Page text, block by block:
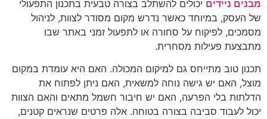
מבנים ניידים יכולים להשתלב בצורה טבעית בתכנון התפעולי
של העסק, במיוחד כאשר נדרש מקום מסודר לצוות, לניהול
מסמכים, לפיקוח על סחורה או לתפעול זמני באתר שבו
מתבצעת פעילות מסחרית.
תכנון טוב מתייחס גם למיקום המכולה. האם היא עומדת במקום
מוצל, האם יש גישה נוחה למשאית, האם ניתן לפתוח את
הדלתות בלי הפרעה, האם יש חיבור חשמל מתאים והאם הצוות
יכול לעבוד סביבה בצורה בטוחה. אלה פרטים שנראים קטנים,